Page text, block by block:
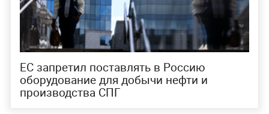
ЕС запретил поставлять в Россию
оборудование для добычи нефти и
производства СПГ